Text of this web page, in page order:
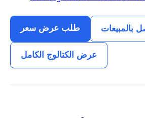
طلب عرض سعر بالمبيعات
عرض الكتالوج الكامل